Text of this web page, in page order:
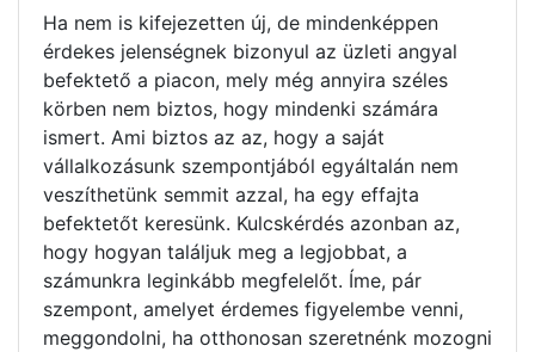
Ha nem is kifejezetten új, de mindenképpen
érdekes jelenségnek bizonyul az üzleti angyal
befektető a piacon, mely még annyira széles
körben nem biztos, hogy mindenki számára
ismert. Ami biztos az az, hogy a saját
vállalkozásunk szempontjából egyáltalán nem
veszíthetünk semmit azzal, ha egy effajta
befektetőt keresünk. Kulcskérdés azonban az,
hogy hogyan találjuk meg a legjobbat, a
számunkra leginkább megfelelőt. Íme, pár
szempont, amelyet érdemes figyelembe venni,
meggondolni, ha otthonosan szeretnénk mozogni